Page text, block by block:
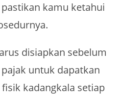
kamu ketahui
disiapkan sebelum
untuk dapatkan
kadangkala setiap